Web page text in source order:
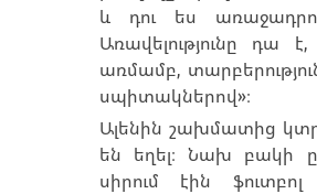
և դու ես
Առավելությունը դա
առմամբ,
սպիտակներով»։
Ալենին շախմատից
են եղել։ Նախ բակի
սիրում էին